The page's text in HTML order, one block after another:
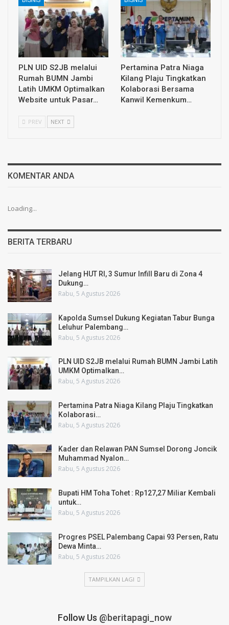
PLN UID S2JB melalui
Rumah BUMN Jambi
Latih UMKM Optimalkan
Website untuk Pasar…
Pertamina Patra Niaga
Kilang Plaju Tingkatkan
Kolaborasi Bersama
Kanwil Kemenkum…
PREV NEXT
KOMENTAR ANDA
Loading...
BERITA TERBARU
Jelang HUT RI, 3 Sumur Infill Baru di Zona 4
Dukung…
Rabu, 5 Agustus 2026
Kapolda Sumsel Dukung Kegiatan Tabur Bunga
Leluhur Palembang…
Rabu, 5 Agustus 2026
PLN UID S2JB melalui Rumah BUMN Jambi Latih
UMKM Optimalkan…
Rabu, 5 Agustus 2026
Pertamina Patra Niaga Kilang Plaju Tingkatkan
Kolaborasi…
Rabu, 5 Agustus 2026
Kader dan Relawan PAN Sumsel Dorong Joncik
Muhammad Nyalon…
Rabu, 5 Agustus 2026
Bupati HM Toha Tohet : Rp127,27 Miliar Kembali
untuk…
Rabu, 5 Agustus 2026
Progres PSEL Palembang Capai 93 Persen, Ratu
Dewa Minta…
Rabu, 5 Agustus 2026
TAMPILKAN LAGI
Follow Us @beritapagi_now